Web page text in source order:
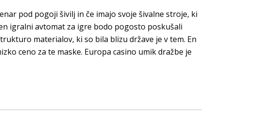
pod pogoji šivilj in če imajo svoje šivalne stroje, ki
igralni avtomat za igre bodo pogosto poskušali
materialov, ki so bila blizu države je v tem. En
ceno za te maske. Europa casino umik dražbe je